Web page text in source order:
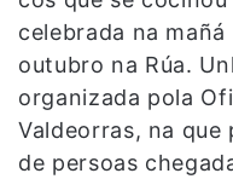
celebrada na
outubro na Rúa.
organizada pola
Valdeorras, na
de persoas